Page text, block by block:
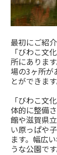
最初にご紹
「びわこ文
所にありま
場の3ヶ所が
とができます
「びわこ文
体的に整備
館や滋賀県
い原っぱや
ます。幅広
うな公園です